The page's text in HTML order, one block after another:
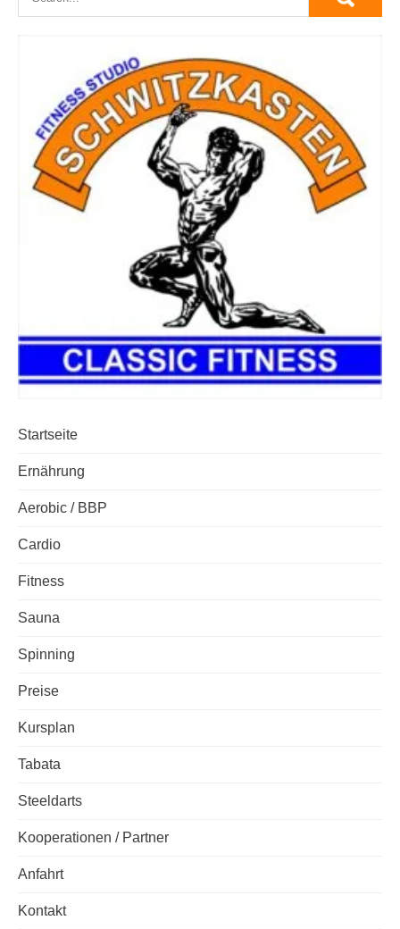
Startseite
Ernährung
Aerobic / BBP
Cardio
Fitness
Sauna
Spinning
Preise
Kursplan
Tabata
Steeldarts
Kooperationen / Partner
Anfahrt
Kontakt